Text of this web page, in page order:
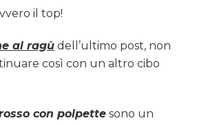
il top!
al ragù dell’ultimo post, non
così con un altro cibo
con polpette sono un